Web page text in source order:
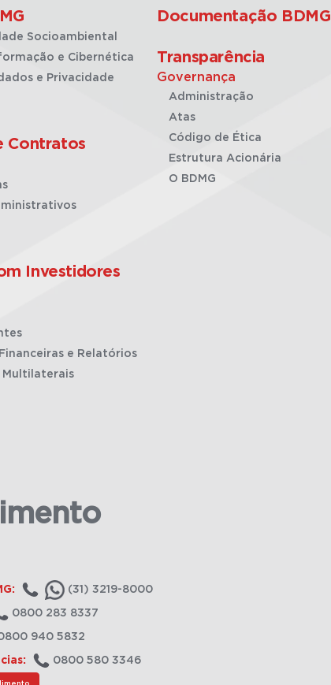
Socioambiental
e Cibernética
e Privacidade
Contratos
Investidores
e Relatórios
Multilaterais
Documentação BDMG
Transparência
Governança
Administração
Atas
Código de Ética
Estrutura Acionária
O BDMG
(31) 3219-8000
0800 283 8337
940 5832
0800 580 3346